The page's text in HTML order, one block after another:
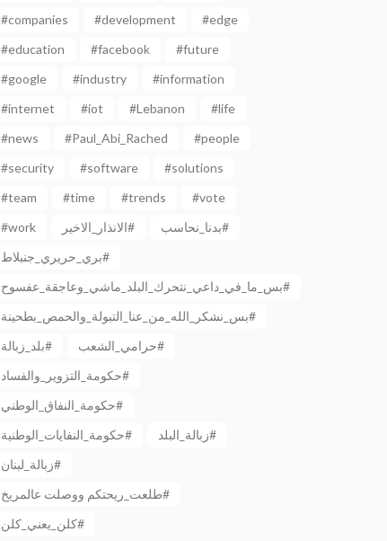
#companies
#development
#edge
#education
#facebook
#future
#google
#industry
#information
#internet
#iot #Lebanon
#life
#news
#Paul_Abi_Rached
#people
#security
#software
#solutions
#team
#time #trends
#vote
#work
الانذار_الاخير#
بدنا_نحاسب#
بري_حريري_جنبلاط#
بس_ما_في_داعي_نتحرك_البلد_ماشي_وعاجقة_عفسوح#
بس_نشكر_الله_من_عنا_التبولة_والحمص_بطحينة#
بلد_زبالة#
حرامي_الشعب#
حكومة_التزوير_والفساد#
حكومة_النفاق_الوطني#
حكومة_النفايات_الوطنية#
زبالة_البلد#
زبالة_لبنان#
طلعت_ريحتكم ووصلت عالمريخ#
كلن_يعني_كلن#